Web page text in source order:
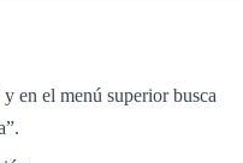
en el menú superior busca